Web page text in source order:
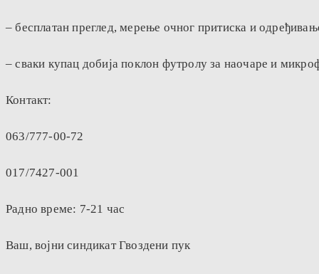
– бесплатан преглед, мерење очног притиска и
– сваки купац добија поклон футролу за наочаре и
Контакт:
063/777-00-72
017/7427-001
Радно време: 7-21 час
Ваш, војни синдикат Гвоздени пук